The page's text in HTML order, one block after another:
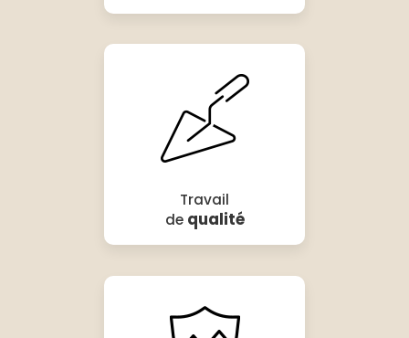
Travail
de qualité